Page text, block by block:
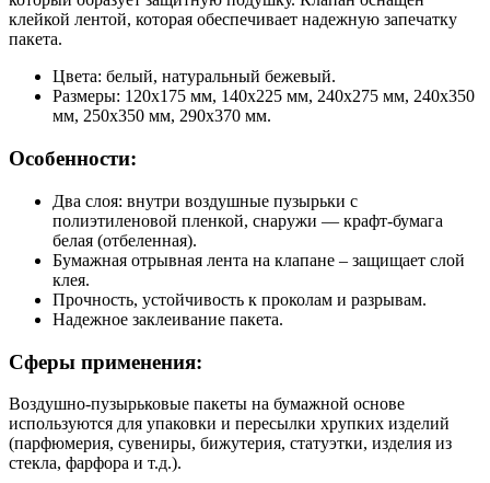
клейкой лентой, которая обеспечивает надежную запечатку
пакета.
Цвета: белый, натуральный бежевый.
Размеры: 120х175 мм, 140х225 мм, 240х275 мм, 240х350
мм, 250х350 мм, 290х370 мм.
Особенности:
Два слоя: внутри воздушные пузырьки с
полиэтиленовой пленкой, снаружи — крафт-бумага
белая (отбеленная).
Бумажная отрывная лента на клапане – защищает слой
клея.
Прочность, устойчивость к проколам и разрывам.
Надежное заклеивание пакета.
Сферы применения:
Воздушно-пузырьковые пакеты на бумажной основе
используются для упаковки и пересылки хрупких изделий
(парфюмерия, сувениры, бижутерия, статуэтки, изделия из
стекла, фарфора и т.д.).